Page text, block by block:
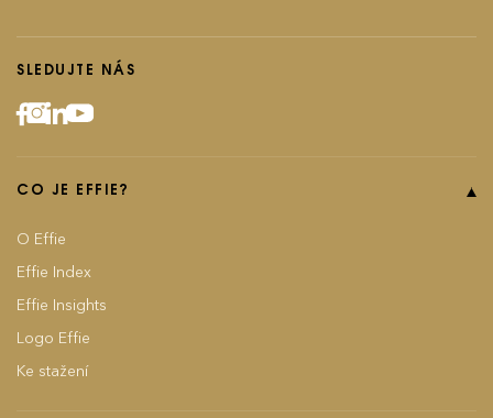
SLEDUJTE NÁS
CO JE EFFIE?
O Effie
Effie Index
Effie Insights
Logo Effie
Ke stažení